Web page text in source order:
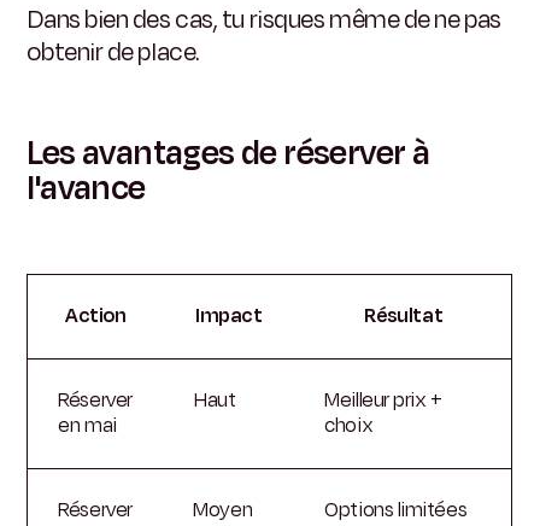
Dans bien des cas, tu risques même de ne pas
obtenir de place.
Les avantages de réserver à
l'avance
Action Impact Résultat
Réserver
en mai
Haut
Meilleur prix +
choix
Réserver
Moyen Options limitées